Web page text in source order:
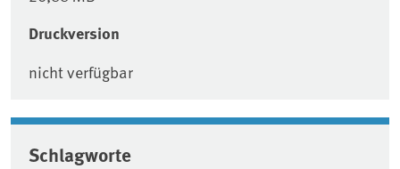
Druckversion
nicht verfügbar
Schlagworte